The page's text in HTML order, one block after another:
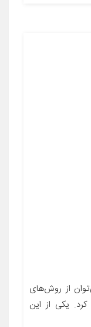
از روش‌های
کرد. یکی از این